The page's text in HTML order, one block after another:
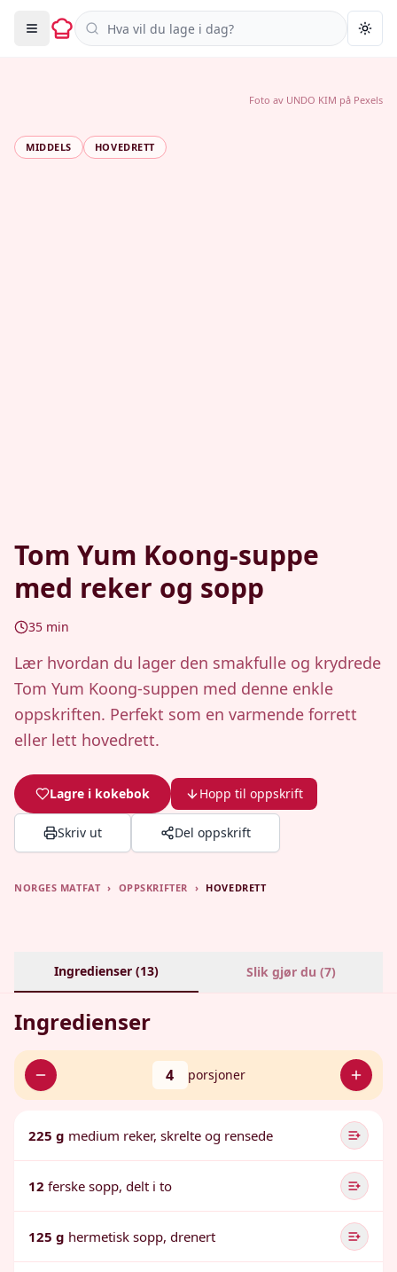
Søk i oppskrifter
MIDDELS HOVEDRETT
Tom Yum Koong-suppe
med reker og sopp
35 min
Lær hvordan du lager den smakfulle og krydrede
Tom Yum Koong-suppen med denne enkle
oppskriften. Perfekt som en varmende forrett
eller lett hovedrett.
Lagre i kokebok Hopp til oppskrift
Skriv ut Del oppskrift
Foto av UNDO KIM på Pexels
NORGES MATFAT › OPPSKRIFTER › HOVEDRETT
Ingredienser (13) Slik gjør du (7)
Ingredienser
4 porsjoner
225 g medium reker, skrelte og rensede
12 ferske sopp, delt i to
125 g hermetisk sopp, drenert